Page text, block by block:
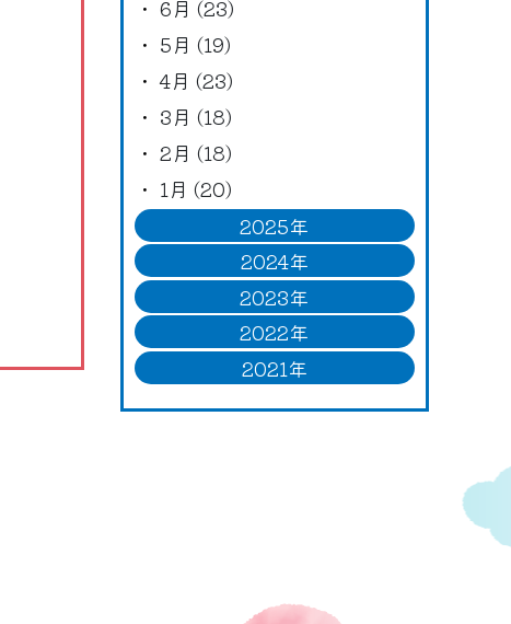
6月 (23)
5月 (19)
4月 (23)
3月 (18)
2月 (18)
1月 (20)
2025年
2024年
2023年
2022年
2021年